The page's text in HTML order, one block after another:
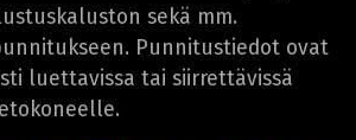
sekä mm.
Punnitustiedot ovat
luettavissa tai siirrettävissä